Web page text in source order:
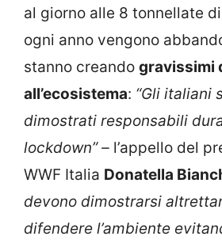
al giorno alle 8 tonnellate
ogni anno vengono
stanno creando gravissimi
all’ecosistema: “Gli italiani
dimostrati responsabili
lockdown” – l’appello del
WWF Italia Donatella
devono dimostrarsi
difendere l’ambiente